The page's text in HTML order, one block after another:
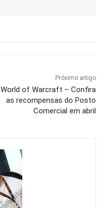
Próximo artigo
World of Warcraft – Confira
as recompensas do Posto
Comercial em abril